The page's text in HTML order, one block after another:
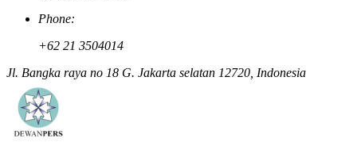
Phone:
+62 21 3504014
Jl. Bangka raya no 18 G. Jakarta selatan 12720, Indonesia